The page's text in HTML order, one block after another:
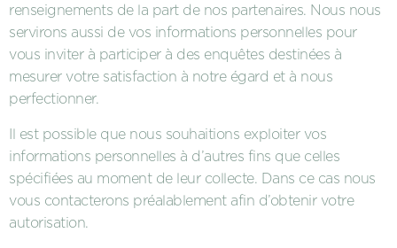
renseignements de la part de nos partenaires. Nous nous
servirons aussi de vos informations personnelles pour
vous inviter à participer à des enquêtes destinées à
mesurer votre satisfaction à notre égard et à nous
perfectionner.
Il est possible que nous souhaitions exploiter vos
informations personnelles à d’autres fins que celles
spécifiées au moment de leur collecte. Dans ce cas nous
vous contacterons préalablement afin d’obtenir votre
autorisation.